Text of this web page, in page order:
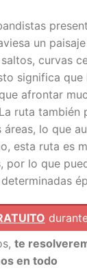
un
curvas
significa que
afrontar
ruta también
lo que
esta ruta es
por lo que
te
en todo